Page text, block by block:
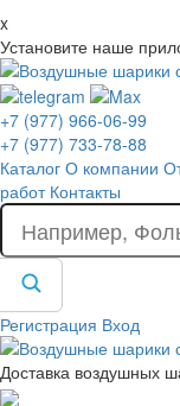
x
Установите наше
+7 (977) 966-06-99
+7 (977) 733-78-88
Каталог О компании
работ Контакты
Регистрация Вход
Доставка воздушных